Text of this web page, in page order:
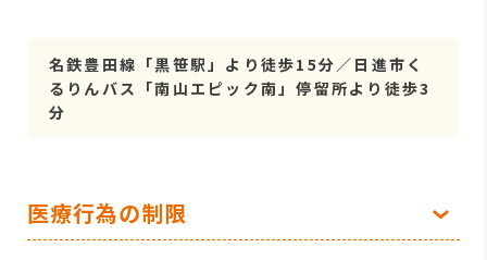
名鉄豊田線「黒笹駅」より徒歩15分／日進市く
るりんバス「南山エピック南」停留所より徒歩3
分
医療行為の制限